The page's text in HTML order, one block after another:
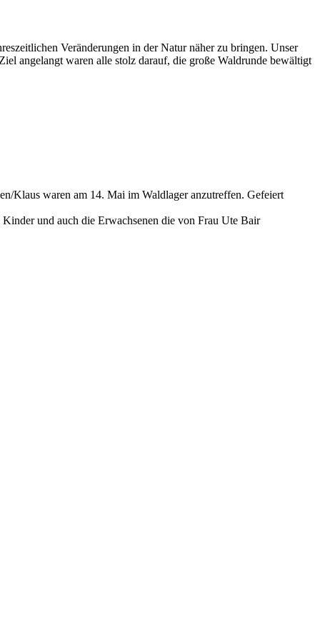
Veränderungen in der Natur näher zu bringen. Unser
angelangt waren alle stolz darauf, die große Waldrunde bewältigt
Klaus waren am 14. Mai im Waldlager anzutreffen. Gefeiert
und auch die Erwachsenen die von Frau Ute Bair